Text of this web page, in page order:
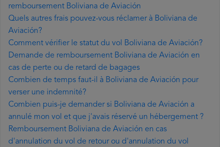
remboursement Boliviana de Aviación
Quels autres frais pouvez-vous réclamer à Boliviana de
Aviación?
Comment vérifier le statut du vol Boliviana de Aviación?
Demande de remboursement Boliviana de Aviación en
cas de perte ou de retard de bagages
Combien de temps faut-il à Boliviana de Aviación pour
verser une indemnité?
Combien puis-je demander si Boliviana de Aviación a
annulé mon vol et que j'avais réservé un hébergement ?
Remboursement Boliviana de Aviación en cas
d'annulation du vol de retour ou d'annulation du vol